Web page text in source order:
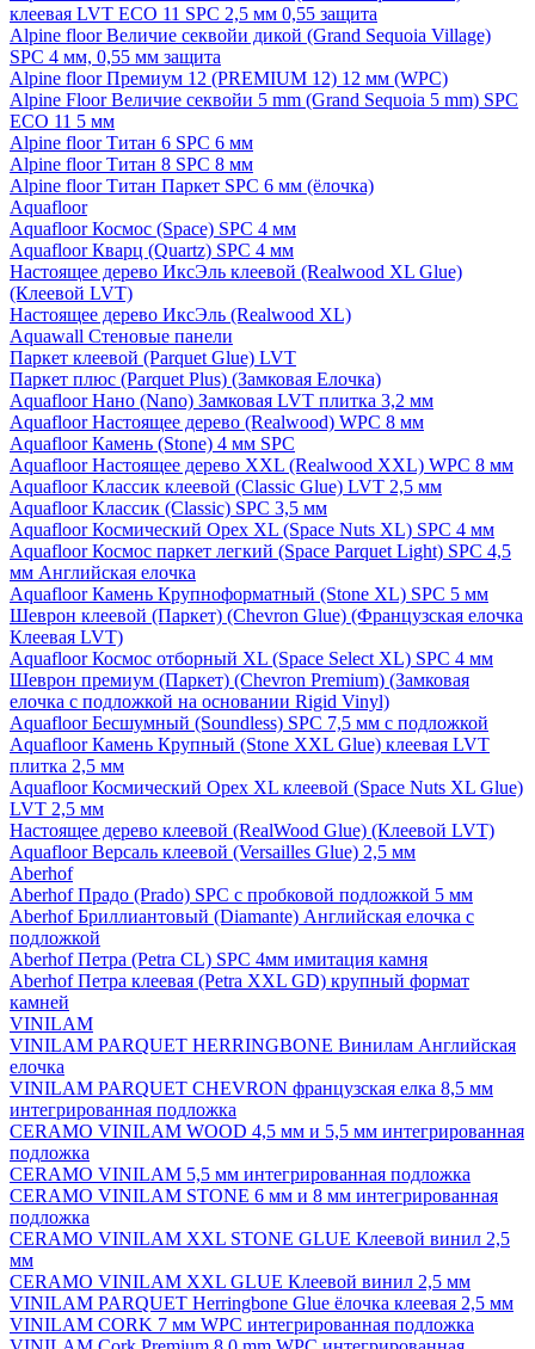
клеевая LVT ECO 11 SPC 2,5 мм 0,55 защита
Alpine floor Величие секвойи дикой (Grand Sequoia Village)
SPC 4 мм, 0,55 мм защита
Alpine floor Премиум 12 (PREMIUM 12) 12 мм (WPC)
Alpine Floor Величие секвойи 5 mm (Grand Sequoia 5 mm) SPC
ECO 11 5 мм
Alpine floor Титан 6 SPC 6 мм
Alpine floor Титан 8 SPC 8 мм
Alpine floor Титан Паркет SPC 6 мм (ёлочка)
Aquafloor
Aquafloor Космос (Space) SPC 4 мм
Aquafloor Кварц (Quartz) SPC 4 мм
Настоящее дерево ИксЭль клеевой (Realwood XL Glue)
(Клеевой LVT)
Настоящее дерево ИксЭль (Realwood XL)
Aquawall Стеновые панели
Паркет клеевой (Parquet Glue) LVT
Паркет плюс (Parquet Plus) (Замковая Елочка)
Aquafloor Нано (Nano) Замковая LVT плитка 3,2 мм
Aquafloor Настоящее дерево (Realwood) WPC 8 мм
Aquafloor Камень (Stone) 4 мм SPC
Aquafloor Настоящее дерево XXL (Realwood XXL) WPC 8 мм
Aquafloor Классик клеевой (Classic Glue) LVT 2,5 мм
Aquafloor Классик (Classic) SPC 3,5 мм
Aquafloor Космический Орех XL (Space Nuts XL) SPC 4 мм
Aquafloor Космос паркет легкий (Space Parquet Light) SPC 4,5
мм Английская елочка
Aquafloor Камень Крупноформатный (Stone XL) SPC 5 мм
Шеврон клеевой (Паркет) (Chevron Glue) (Французская елочка
Клеевая LVT)
Aquafloor Космос отборный XL (Space Select XL) SPC 4 мм
Шеврон премиум (Паркет) (Chevron Premium) (Замковая
елочка с подложкой на основании Rigid Vinyl)
Aquafloor Бесшумный (Soundless) SPC 7,5 мм с подложкой
Aquafloor Камень Крупный (Stone XXL Glue) клеевая LVT
плитка 2,5 мм
Aquafloor Космический Орех XL клеевой (Space Nuts XL Glue)
LVT 2,5 мм
Настоящее дерево клеевой (RealWood Glue) (Клеевой LVT)
Aquafloor Версаль клеевой (Versailles Glue) 2,5 мм
Aberhof
Aberhof Прадо (Prado) SPC с пробковой подложкой 5 мм
Aberhof Бриллиантовый (Diamante) Английская елочка с
подложкой
Aberhof Петра (Petra CL) SPC 4мм имитация камня
Aberhof Петра клеевая (Petra XXL GD) крупный формат
камней
VINILAM
VINILAM PARQUET HERRINGBONE Винилам Английская
елочка
VINILAM PARQUET CHEVRON французская елка 8,5 мм
интегрированная подложка
CERAMO VINILAM WOOD 4,5 мм и 5,5 мм интегрированная
подложка
CERAMO VINILAM 5,5 мм интегрированная подложка
CERAMO VINILAM STONE 6 мм и 8 мм интегрированная
подложка
CERAMO VINILAM XXL STONE GLUE Клеевой винил 2,5
мм
CERAMO VINILAM XXL GLUE Клеевой винил 2,5 мм
VINILAM PARQUET Herringbone Glue ёлочка клеевая 2,5 мм
VINILAM CORK 7 мм WPC интегрированная подложка